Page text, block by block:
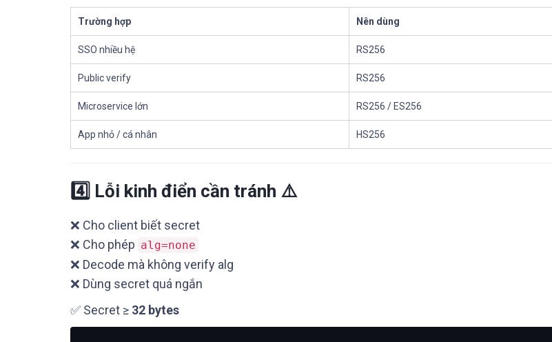
Trường hợp Nên dùng
SSO nhiều hệ RS256
Public verify RS256
Microservice lớn RS256 / ES256
App nhỏ / cá nhân HS256
4️⃣ Lỗi kinh điển cần tránh ⚠️
❌ Cho client biết secret
❌ Cho phép alg=none
❌ Decode mà không verify alg
❌ Dùng secret quá ngắn
✅ Secret ≥ 32 bytes